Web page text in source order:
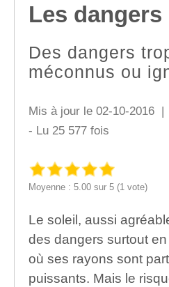
Les
Des dangers
méconnus ou
Mis à jour le 02-10-2016
- Lu 25 577 fois
Moyenne : 5.00 sur 5 (1 vote)
Le soleil, aussi
des dangers surtout
où ses rayons sont
puissants. Mais le